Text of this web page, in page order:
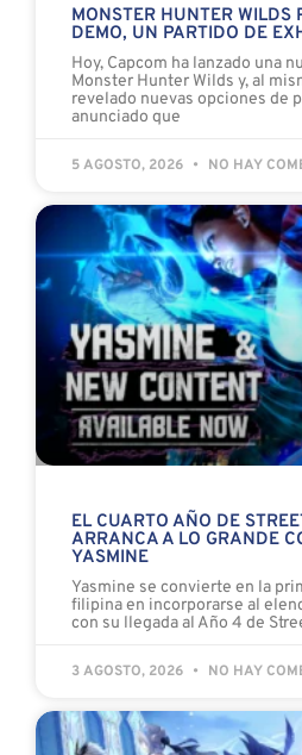
MONSTER HUNTER WILDS
DEMO, UN PARTIDO DE
Hoy, Capcom ha lanzado una
Monster Hunter Wilds y, al
revelado nuevas opciones de
anunciado que
5 AGOSTO, 2026 NO HAY
EL CUARTO AÑO DE
ARRANCA A LO GRANDE
YASMINE
Yasmine se convierte en la
filipina en incorporarse al
con su llegada al Año 4 de
3 AGOSTO, 2026 NO HAY